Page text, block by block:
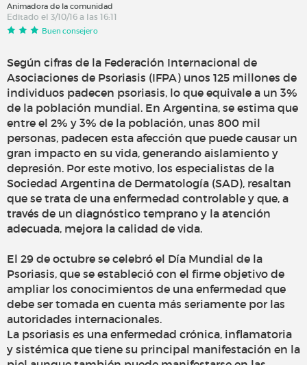
Animadora de la comunidad
Editado el 3/10/16 a las 16:11
Buen consejero
Según cifras de la Federación Internacional de
Asociaciones de Psoriasis (IFPA) unos 125 millones de
individuos padecen psoriasis, lo que equivale a un 3%
de la población mundial. En Argentina, se estima que
entre el 2% y 3% de la población, unas 800 mil
personas, padecen esta afección que puede causar un
gran impacto en su vida, generando aislamiento y
depresión. Por este motivo, los especialistas de la
Sociedad Argentina de Dermatología (SAD), resaltan
que se trata de una enfermedad controlable y que, a
través de un diagnóstico temprano y la atención
adecuada, mejora la calidad de vida.
El 29 de octubre se celebró el Día Mundial de la
Psoriasis, que se estableció con el firme objetivo de
ampliar los conocimientos de una enfermedad que
debe ser tomada en cuenta más seriamente por las
autoridades internacionales.
La psoriasis es una enfermedad crónica, inflamatoria
y sistémica que tiene su principal manifestación en la